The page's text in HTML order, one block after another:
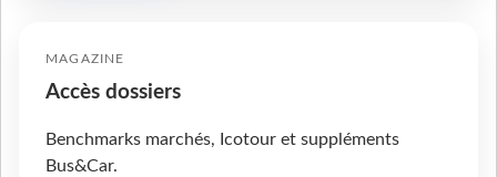
MAGAZINE
Accès dossiers
Benchmarks marchés, Icotour et suppléments
Bus&Car.